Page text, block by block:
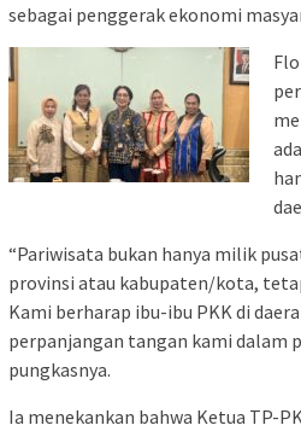
sebagai penggerak ekonomi
“Pariwisata bukan hanya milik
provinsi atau kabupaten/kota,
Kami berharap ibu-ibu PKK di
perpanjangan tangan kami dalam
pungkasnya.
Ia menekankan bahwa Ketua TP-